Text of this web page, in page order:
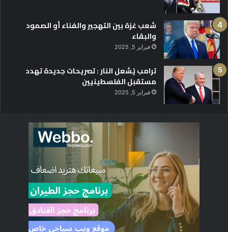
شعب غزة بين التهجير والفناء أو الصمود
والبقاء
فبراير 5, 2025
ترامب يُشعل النار : تصريحات جديدة تهدد
مستقبل الفلسطينيين
فبراير 5, 2025